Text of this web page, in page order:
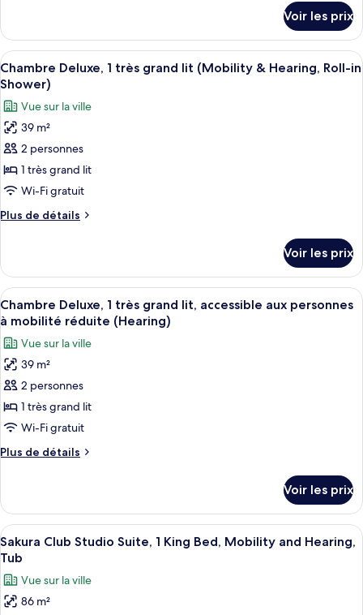
1
très
grand
lit,
accessible
aux
personnes
à
mobilité
réduite
(Mobility
le
type
de
chambre
Chambre
Deluxe,
très
grand
lit,
aux
personnes
à
(Mobility
Hearing)
Voir les prix
Afficher
toutes
les
photos
pour
ce
type
de
chambre :
Chambre
1
très
grand
lit
(Mobility
&
Hearing,
Roll-
in
Shower)
Une chambre d’hôtel moderne
7
Chambre Deluxe, 1 très grand lit (Mobility & Hearing, Roll-in
Shower)
Vue sur la ville
39 m²
2 personnes
1 très grand lit
Wi-Fi gratuit
Plus de détails
Plus
le
type
de
chambre
Deluxe,
très
grand
lit
&
Hearing,
Roll-
Voir les prix
Afficher
toutes
les
photos
pour
ce
type
de
chambre :
Chambre
1
très
grand
lit,
accessible
aux
Une chambre d’hôtel moderne
6
Chambre Deluxe, 1 très grand lit, accessible aux personnes
à mobilité réduite (Hearing)
Vue sur la ville
39 m²
2 personnes
1 très grand lit
Wi-Fi gratuit
Plus de détails
Plus
le
type
de
chambre
Deluxe,
très
Voir les prix
Afficher
toutes
les
photos
pour
Une chambre d’hôtel moderne
7
Sakura Club Studio Suite, 1 King Bed, Mobility and Hearing,
Tub
Vue sur la ville
86 m²